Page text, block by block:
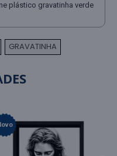
plástico gravatinha verde
GRAVATINHA